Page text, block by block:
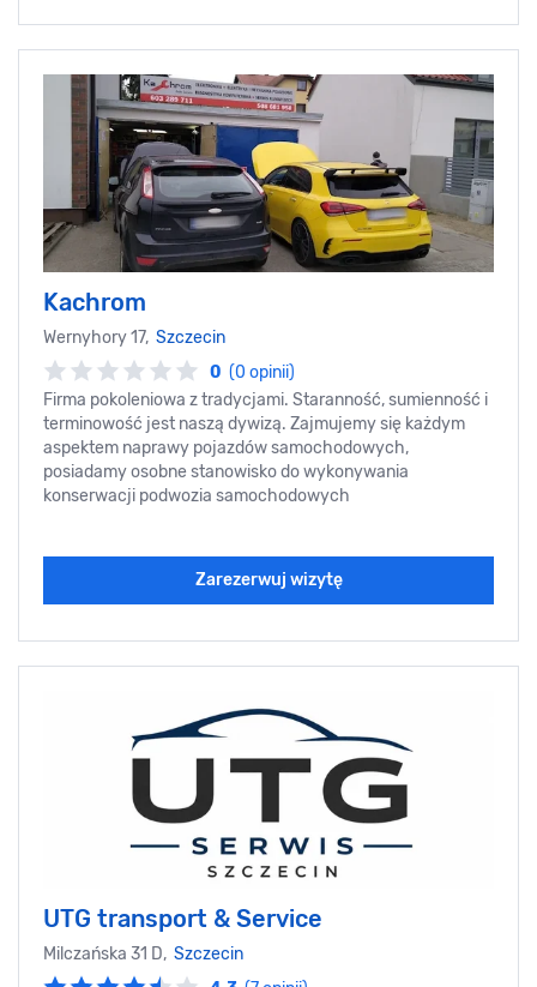
Kachrom
Wernyhory 17, Szczecin
0 (0 opinii)
Firma pokoleniowa z tradycjami. Staranność, sumienność i
terminowość jest naszą dywizą. Zajmujemy się każdym
aspektem naprawy pojazdów samochodowych,
posiadamy osobne stanowisko do wykonywania
konserwacji podwozia samochodowych
Zarezerwuj wizytę
UTG transport & Service
Milczańska 31 D, Szczecin